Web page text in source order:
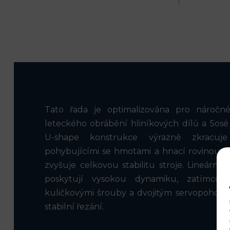
Tato řada je optimalizována pro
leteckého obrábění hliníkových dílů a
U-shape konstrukce výrazně
pohybujícími se hmotami a hnací rovinou,
zvyšuje celkovou stabilitu stroje. Lineární
poskytují vysokou dynamiku, zatímco
kuličkovými šrouby a dvojitým
stabilní řezání.